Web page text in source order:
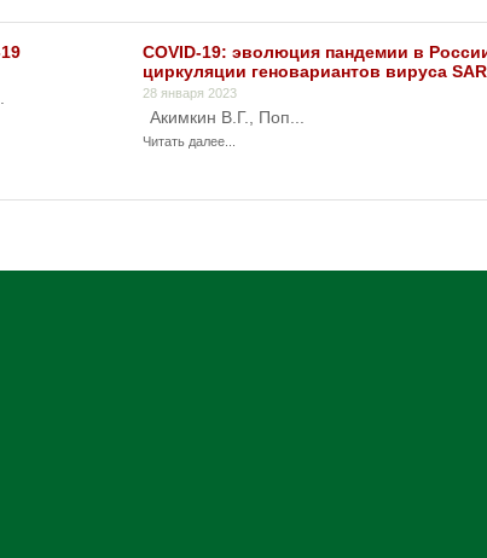
COVID-19: эволюция пандемии в
циркуляции геновариантов вируса
28 января 2023
Акимкин В.Г., Поп...
Читать далее...